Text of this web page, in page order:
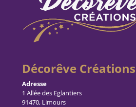
Décorêve Créations
Adresse
1 Allée des Eglantiers
91470, Limours